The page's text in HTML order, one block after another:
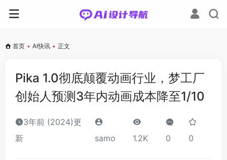
首页 • AI快讯 • 正文
Pika 1.0彻底颠覆动画行业，梦工厂
创始人预测3年内动画成本降至1/10
3年前 (2024)更
新
samo 1.2K 0 0